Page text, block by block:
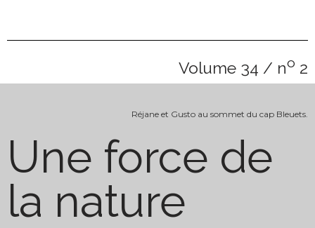
Volume 34 / no 2
Réjane et Gusto au sommet du cap Bleuets.
Une force de
la nature